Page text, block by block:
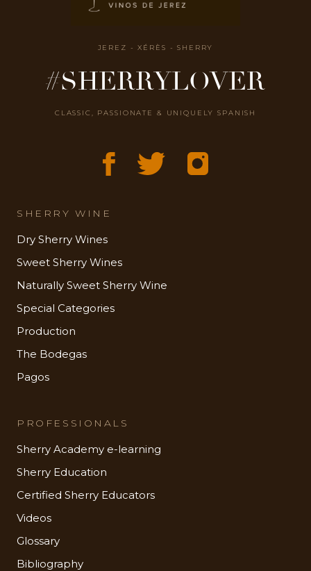
JEREZ - XÉRÈS - SHERRY
#SHERRYLOVER
CLASSIC, PASSIONATE & UNIQUELY SPANISH
SHERRY WINE
Dry Sherry Wines
Sweet Sherry Wines
Naturally Sweet Sherry Wine
Special Categories
Production
The Bodegas
Pagos
PROFESSIONALS
Sherry Academy e-learning
Sherry Education
Certified Sherry Educators
Videos
Glossary
Bibliography